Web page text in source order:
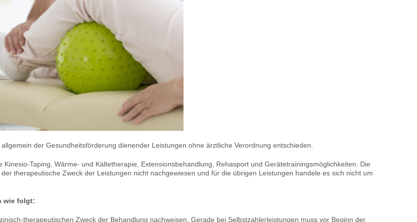
der Gesundheitsförderung dienender Leistungen ohne ärztliche Verordnung entschieden.
Taping, Wärme- und Kältetherapie, Extensionsbehandlung, Rehasport und Gerätetrainingsmöglichkeiten. Die
therapeutische Zweck der Leistungen nicht nachgewiesen und für die übrigen Leistungen handele es sich nicht um
wie folgt:
therapeutischen Zweck der Behandlung nachweisen. Gerade bei Selbstzahlerleistungen muss vor Beginn der